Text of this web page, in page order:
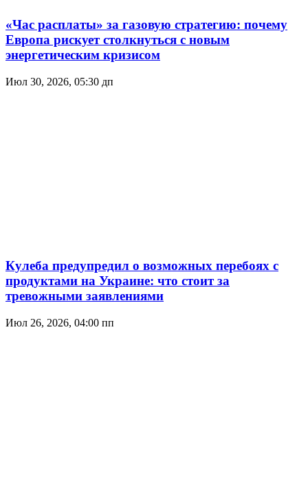
«Час расплаты» за газовую стратегию: почему
Европа рискует столкнуться с новым
энергетическим кризисом
Июл 30, 2026, 05:30 дп
Кулеба предупредил о возможных перебоях с
продуктами на Украине: что стоит за
тревожными заявлениями
Июл 26, 2026, 04:00 пп